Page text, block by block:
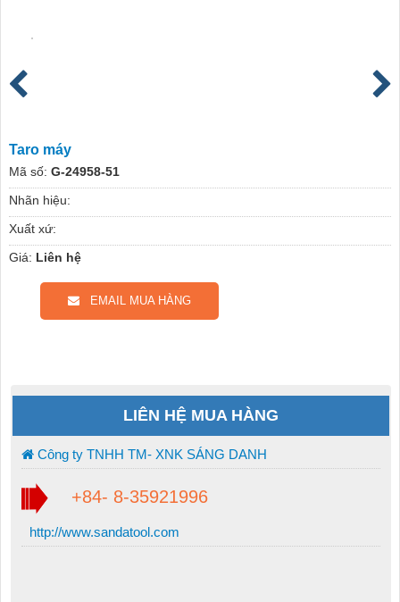
Taro máy
Mã số: G-24958-51
Nhãn hiệu:
Xuất xứ:
Giá: Liên hệ
EMAIL MUA HÀNG
LIÊN HỆ MUA HÀNG
Công ty TNHH TM- XNK SÁNG DANH
+84- 8-35921996
http://www.sandatool.com